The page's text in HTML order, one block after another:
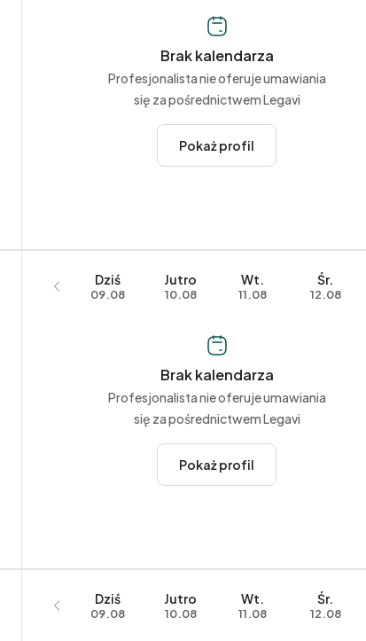
Brak kalendarza
Profesjonalista nie oferuje umawiania
się za pośrednictwem Legavi
Pokaż profil
Dziś
09.08
Jutro
10.08
Wt.
11.08
Śr.
12.08
Brak kalendarza
Profesjonalista nie oferuje umawiania
się za pośrednictwem Legavi
Pokaż profil
Dziś
09.08
Jutro
10.08
Wt.
11.08
Śr.
12.08